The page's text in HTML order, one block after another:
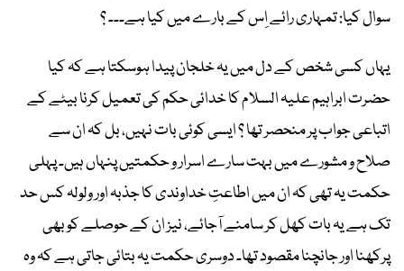
سوال کیا: تمہاری رائے اِس کے بارے میں کیا ہے۔۔۔ ؟
یہاں کسی شخص کے دل میں یہ خلجان پیدا ہوسکتا ہے کہ کیا
حضرت ابراہیم علیہ السلام کا خدائی حکم کی تعمیل کرنا بیٹے کے
اتباعی جواب پر منحصر تھا ؟ ایسی کوئی بات نہیں، بل کہ ان سے
صلاح و مشورے میں بہت سارے اسرار و حکمتیں پنہاں ہیں۔ پہلی
حکمت یہ تھی کہ ان میں اطاعتِ خداوندی کا جذبہ اور ولولہ کس حد
تک ہے یہ بات کھل کر سامنے آجائے، نیز ان کے حوصلے کو بھی
پرکھنا اور جانچنا مقصود تھا۔ دوسری حکمت یہ بتائی جاتی ہے کہ وہ